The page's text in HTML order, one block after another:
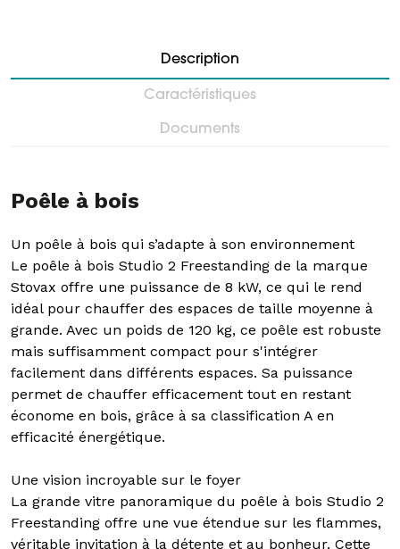
Description
Caractéristiques
Documents
Poêle à bois
Un poêle à bois qui s’adapte à son environnement
Le poêle à bois Studio 2 Freestanding de la marque
Stovax offre une puissance de 8 kW, ce qui le rend
idéal pour chauffer des espaces de taille moyenne à
grande. Avec un poids de 120 kg, ce poêle est robuste
mais suffisamment compact pour s'intégrer
facilement dans différents espaces. Sa puissance
permet de chauffer efficacement tout en restant
économe en bois, grâce à sa classification A en
efficacité énergétique.
Une vision incroyable sur le foyer
La grande vitre panoramique du poêle à bois Studio 2
Freestanding offre une vue étendue sur les flammes,
véritable invitation à la détente et au bonheur. Cette